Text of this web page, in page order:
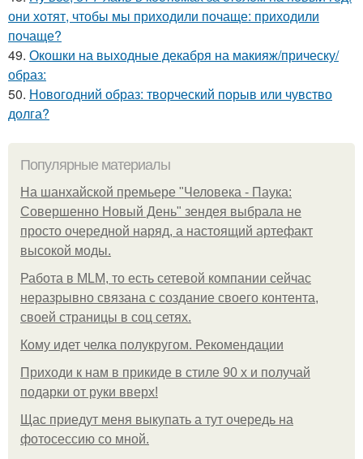
они хотят, чтобы мы приходили почаще: приходили
почаще?
49. Окошки на выходные декабря на макияж/прическу/
образ:
50. Новогодний образ: творческий порыв или чувство
долга?
Популярные материалы
На шанхайской премьере "Человека - Паука:
Совершенно Новый День" зендея выбрала не
просто очередной наряд, а настоящий артефакт
высокой моды.
Работа в MLM, то есть сетевой компании сейчас
неразрывно связана с создание своего контента,
своей страницы в соц сетях.
Кому идет челка полукругом. Рекомендации
Приходи к нам в прикиде в стиле 90 х и получай
подарки от руки вверх!
Щас приедут меня выкупать а тут очередь на
фотосессию со мной.